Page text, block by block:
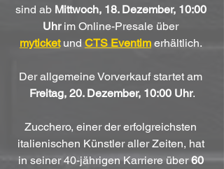
sind ab Mittwoch, 18. Dezember, 10:00
Uhr im Online-Presale über
myticket und CTS Eventim erhältlich.
Der allgemeine Vorverkauf startet am
Freitag, 20. Dezember, 10:00 Uhr.
Zucchero, einer der erfolgreichsten
italienischen Künstler aller Zeiten, hat
in seiner 40-jährigen Karriere über 60